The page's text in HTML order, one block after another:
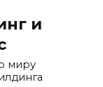
и
миру